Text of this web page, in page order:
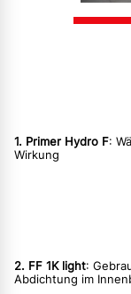
1. Primer Hydro F:
Wirkung
2. FF 1K light:
Abdichtung im